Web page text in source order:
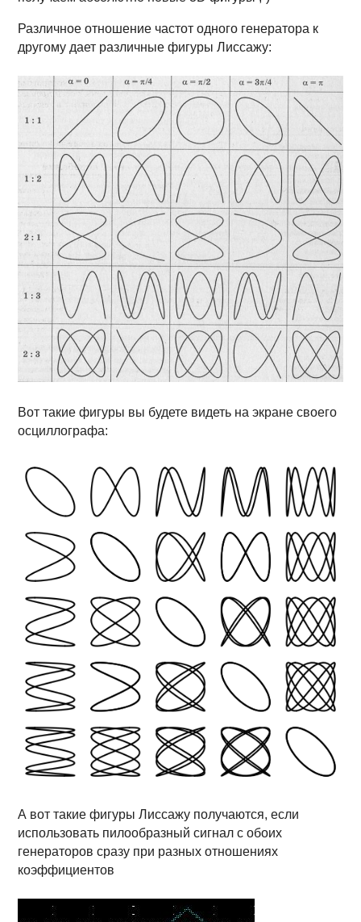
Различное отношение частот одного генератора к
другому дает различные фигуры Лиссажу:
Вот такие фигуры вы будете видеть на экране своего
осциллографа:
А вот такие фигуры Лиссажу получаются, если
использовать пилообразный сигнал с обоих
генераторов сразу при разных отношениях
коэффициентов